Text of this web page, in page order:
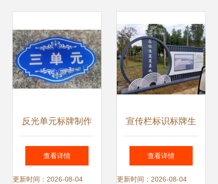
反光单元标牌制作
厂家
查看详情
更新时间：2026-08-04
宣传栏标识标牌生
产厂家 山西晋畅广
告 运城标识标牌宣
查看详情
更新时间：2026-08-04